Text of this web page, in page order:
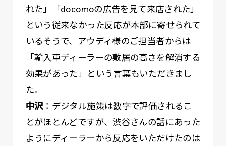
れた」「docomoの広告を見て来店された」
という従来なかった反応が本部に寄せられて
いるそうで、アウディ様のご担当者からは
「輸入車ディーラーの敷居の高さを解消する
効果があった」という言葉もいただきまし
た。
中沢：デジタル施策は数字で評価されるこ
とがほとんどですが、渋谷さんの話にあった
ようにディーラーから反応をいただけたのは